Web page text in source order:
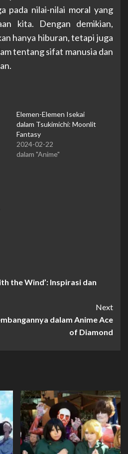
pada nilai-nilai moral yang
kita. Dengan demikian,
hanya hiburan, tetapi juga
tentang sifat manusia dan
Elemen-Elemen Isekai
dalam Tsukimichi: Moonlit
Fantasy
2024-02-22
dalam "Anime"
the Wind’: Inspirasi dan
Next
dalam Anime Ace
of Diamond